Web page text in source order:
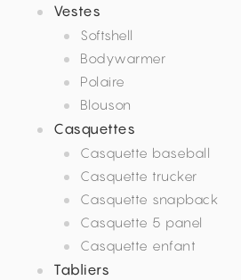
Vestes
Softshell
Bodywarmer
Polaire
Blouson
Casquettes
Casquette baseball
Casquette trucker
Casquette snapback
Casquette 5 panel
Casquette enfant
Tabliers